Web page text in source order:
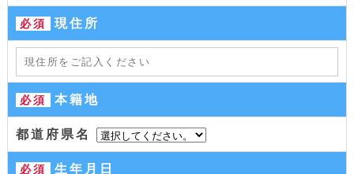
必須 現住所
必須 本籍地
都道府県名
必須 生年月日